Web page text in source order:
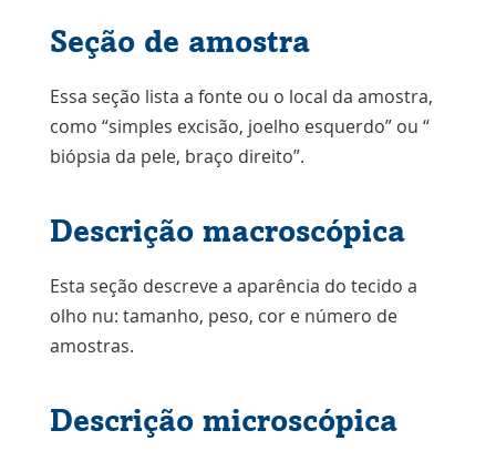
Seção de amostra
Essa seção lista a fonte ou o local da amostra,
como “simples excisão, joelho esquerdo” ou “
biópsia da pele, braço direito”.
Descrição macroscópica
Esta seção descreve a aparência do tecido a
olho nu: tamanho, peso, cor e número de
amostras.
Descrição microscópica